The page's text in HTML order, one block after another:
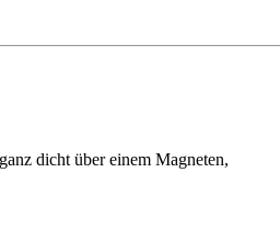
dicht über einem Magneten,